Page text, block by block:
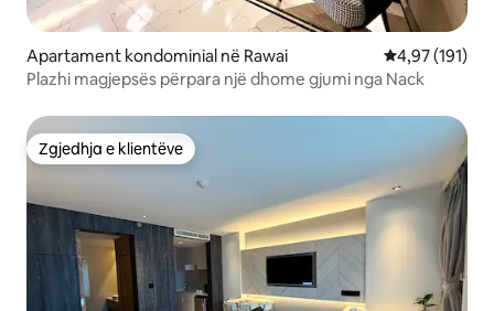
Apartament kondominial në Rawai Vlerësimi
4,97 (191)
Plazhi magjepsës përpara një dhome gjumi nga Nack
Zgjedhja e klientëve
Zgjedhja e klientëve